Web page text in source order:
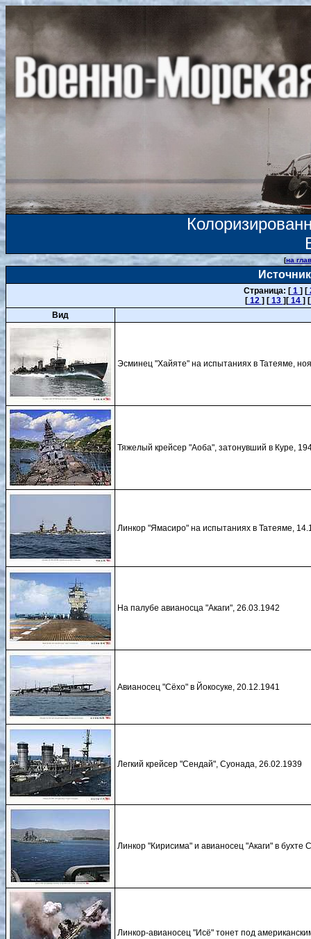
[на
Страница: [ 1 ] [
[12 ] [13 ][14 ] [
Вид
Эсминец "Хайяте" на испытаниях в Татеяме,
Тяжелый крейсер "Аоба", затонувший в Куре,
Линкор "Ямасиро" на испытаниях в Татеяме,
На палубе авианосца "Акаги", 26.03.1942
Авианосец "Сёхо" в Йокосуке, 20.12.1941
Легкий крейсер "Сендай", Суонада, 26.02.1939
Линкор "Кирисима" и авианосец "Акаги" в бухте
Линкор-авианосец "Исё" тонет под